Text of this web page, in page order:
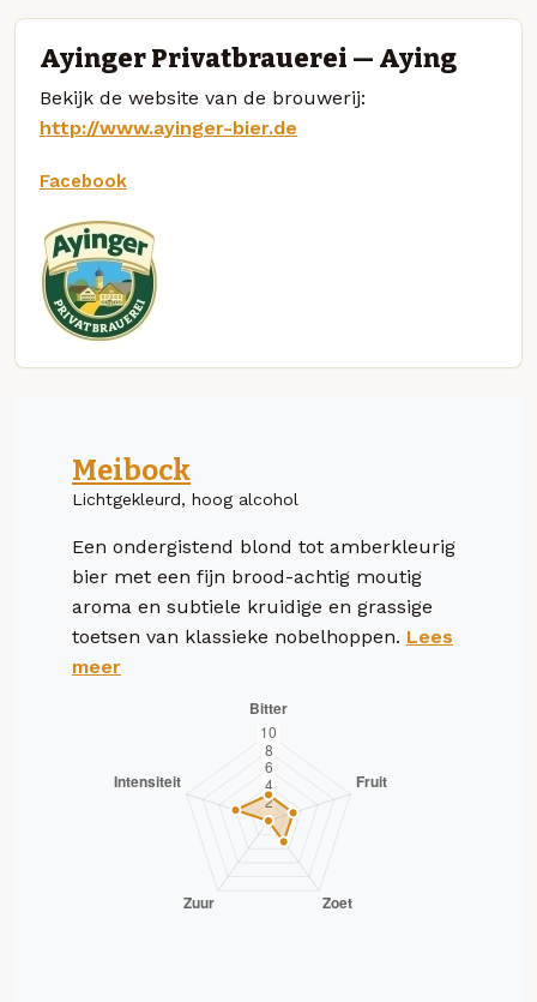
Ayinger Privatbrauerei — Aying
Bekijk de website van de brouwerij:
http://www.ayinger-bier.de
Facebook
Meibock
Lichtgekleurd, hoog alcohol
Een ondergistend blond tot amberkleurig
bier met een fijn brood-achtig moutig
aroma en subtiele kruidige en grassige
toetsen van klassieke nobelhoppen. Lees
meer